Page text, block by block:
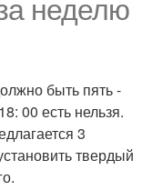
неделю
быть пять -
00 есть нельзя.
3
твердый